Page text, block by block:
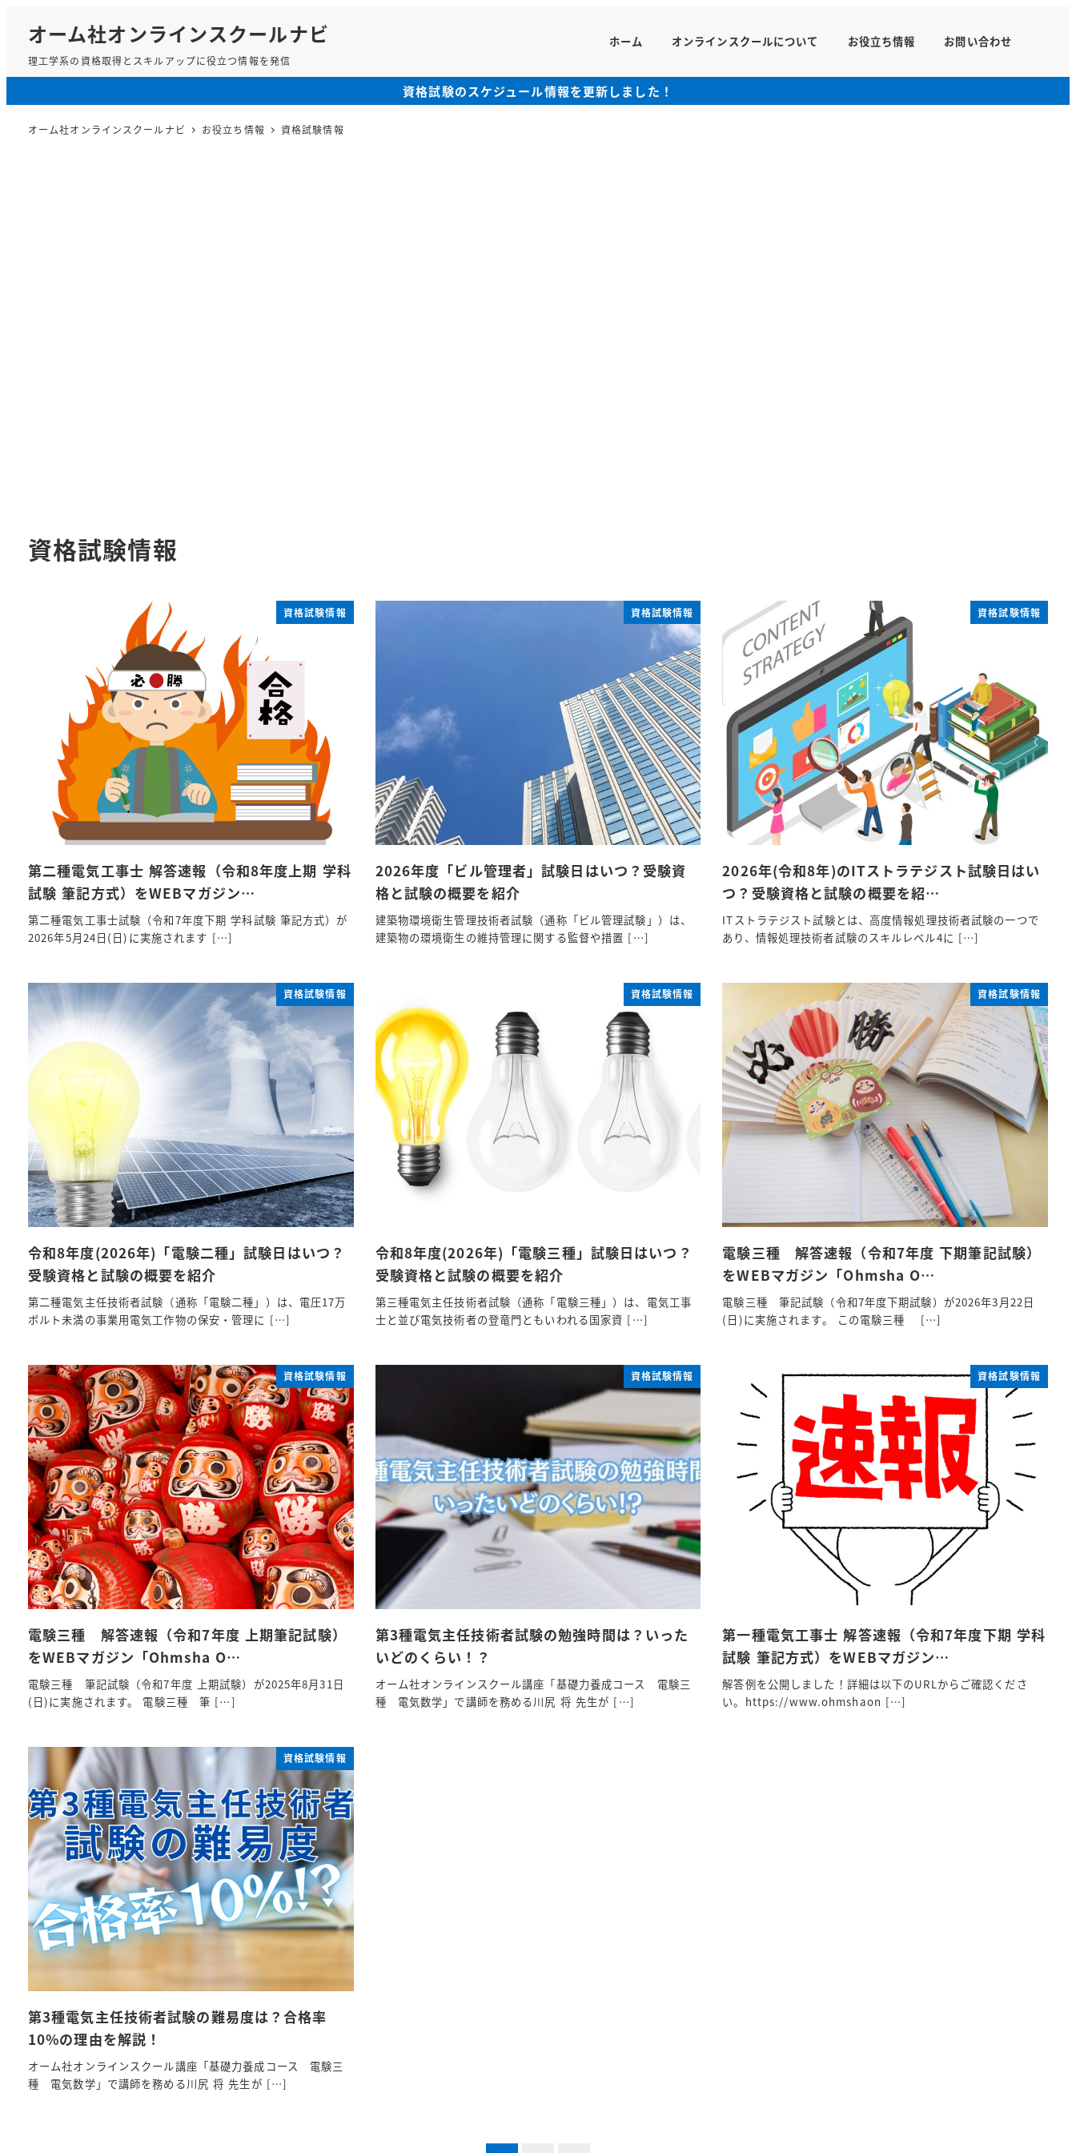
コ
オーム社オンラインスクールナビ
理工学系の資格取得とスキルアップに役立つ情報を発信
ホーム オンラインスクールについて お役立ち情報 お問い合わせ
資格試験のスケジュール情報を更新しました！
オーム社オンラインスクールナビ お役立ち情報 資格試験情報
資格試験情報
資格試験情報
第二種電気工事士 解答速報（令和8年度上期 学科
試験 筆記方式）をWEBマガジン…
第二種電気工事士試験（令和7年度下期 学科試験 筆記方式）が
2026年5月24日(日)に実施されます […]
資格試験情報
2026年度「ビル管理者」試験日はいつ？受験資
格と試験の概要を紹介
建築物環境衛生管理技術者試験（通称「ビル管理試験」）は、
建築物の環境衛生の維持管理に関する監督や措置 […]
資格試験情報
2026年(令和8年)のITストラテジスト試験日はい
つ？受験資格と試験の概要を紹…
ITストラテジスト試験とは、高度情報処理技術者試験の一つで
あり、情報処理技術者試験のスキルレベル4に […]
資格試験情報
令和8年度(2026年)「電験二種」試験日はいつ？
受験資格と試験の概要を紹介
第二種電気主任技術者試験（通称「電験二種」）は、電圧17万
ボルト未満の事業用電気工作物の保安・管理に […]
資格試験情報
令和8年度(2026年)「電験三種」試験日はいつ？
受験資格と試験の概要を紹介
第三種電気主任技術者試験（通称「電験三種」）は、電気工事
士と並び電気技術者の登竜門ともいわれる国家資 […]
資格試験情報
電験三種 解答速報（令和7年度 下期筆記試験）
をWEBマガジン「Ohmsha O…
電験三種 筆記試験（令和7年度下期試験）が2026年3月22日
(日)に実施されます。 この電験三種 […]
資格試験情報
電験三種 解答速報（令和7年度 上期筆記試験）
をWEBマガジン「Ohmsha O…
電験三種 筆記試験（令和7年度 上期試験）が2025年8月31日
(日)に実施されます。 電験三種 筆 […]
資格試験情報
第3種電気主任技術者試験の勉強時間は？いった
いどのくらい！？
オーム社オンラインスクール講座「基礎力養成コース 電験三
種 電気数学」で講師を務める川尻 将 先生が […]
資格試験情報
第一種電気工事士 解答速報（令和7年度下期 学科
試験 筆記方式）をWEBマガジン…
解答例を公開しました！詳細は以下のURLからご確認くださ
い。https://www.ohmshaon […]
資格試験情報
第3種電気主任技術者試験の難易度は？合格率
10%の理由を解説！
オーム社オンラインスクール講座「基礎力養成コース 電験三
種 電気数学」で講師を務める川尻 将 先生が […]